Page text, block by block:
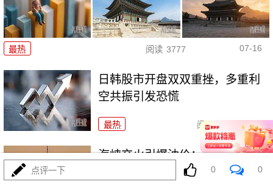
最热 阅读 3777 07-16
日韩股市开盘双双重挫，多重利
空共振引发恐慌
最热 阅读 5042
海峡交火引爆油价：全球能源市
点评一下 0 0